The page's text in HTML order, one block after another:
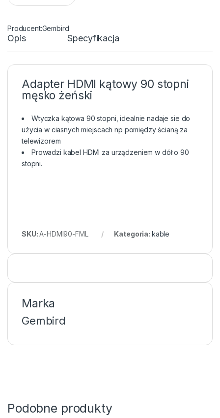
Gembird
Opis Specyfikacja
Adapter HDMI kątowy 90 stopni
męsko żeński
Wtyczka kątowa 90 stopni, idealnie nadaje sie do
użycia w ciasnych miejscach np pomiędzy ścianą za
telewizorem
Prowadzi kabel HDMI za urządzeniem w dół o 90
stopni.
SKU:A-HDMI90-FML Kategoria: kable
Marka
Gembird
Podobne produkty